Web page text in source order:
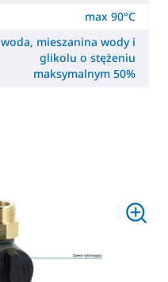
max 90°C
woda, mieszanina wody i
glikolu o stężeniu
maksymalnym 50%